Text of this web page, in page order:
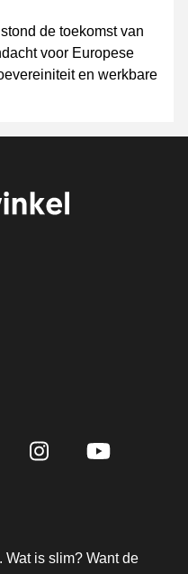
de toekomst van
voor Europese
en werkbare
Wat is slim? Want de